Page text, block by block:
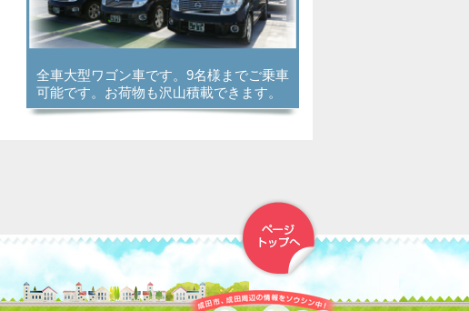
全車大型ワゴン車です。9名様までご乗車
可能です。お荷物も沢山積載できます。